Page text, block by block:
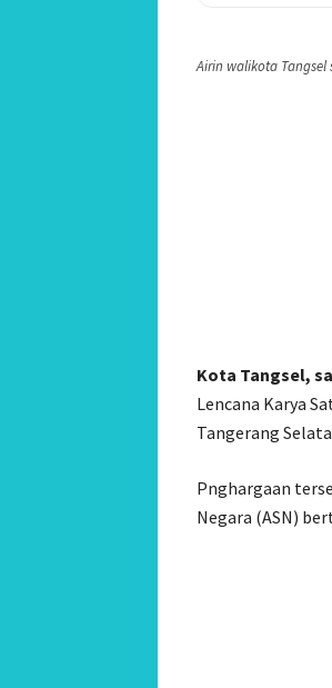
Airin walikota Tangsel
Kota Tangsel,
Lencana Karya
Tangerang
Pnghargaan
Negara (ASN)